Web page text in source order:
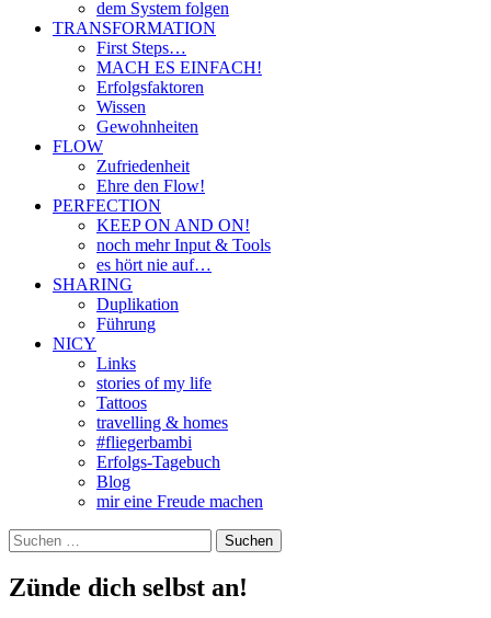
dem System folgen
TRANSFORMATION
First Steps…
MACH ES EINFACH!
Erfolgsfaktoren
Wissen
Gewohnheiten
FLOW
Zufriedenheit
Ehre den Flow!
PERFECTION
KEEP ON AND ON!
noch mehr Input & Tools
es hört nie auf…
SHARING
Duplikation
Führung
NICY
Links
stories of my life
Tattoos
travelling & homes
#fliegerbambi
Erfolgs-Tagebuch
Blog
mir eine Freude machen
Suchen
nach:
Zünde dich selbst an!